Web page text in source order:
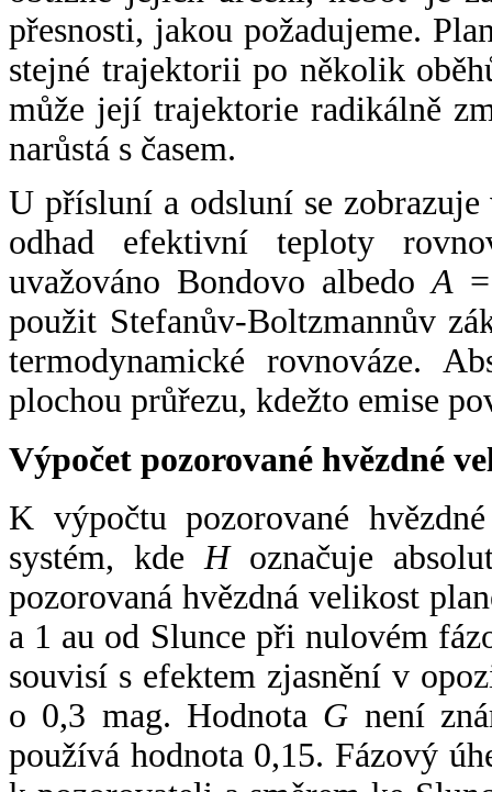
přesnosti, jakou požadujeme.
stejné trajektorii po několik
může její trajektorie radikálně
narůstá s časem.
U přísluní a odsluní se
odhad efektivní teploty
uvažováno Bondovo albedoA
použit Stefanův-Boltzmannův
termodynamické rovnováze.
plochou průřezu, kdežto emise
Výpočet pozorované hvězdné
K výpočtu pozorované
systém, kde Hoznačuje
pozorovaná hvězdná velikost
a 1 au od Slunce při nulovém
souvisí s efektem zjasnění v
o 0,3 mag. Hodnota G není
používá hodnota 0,15. Fázový